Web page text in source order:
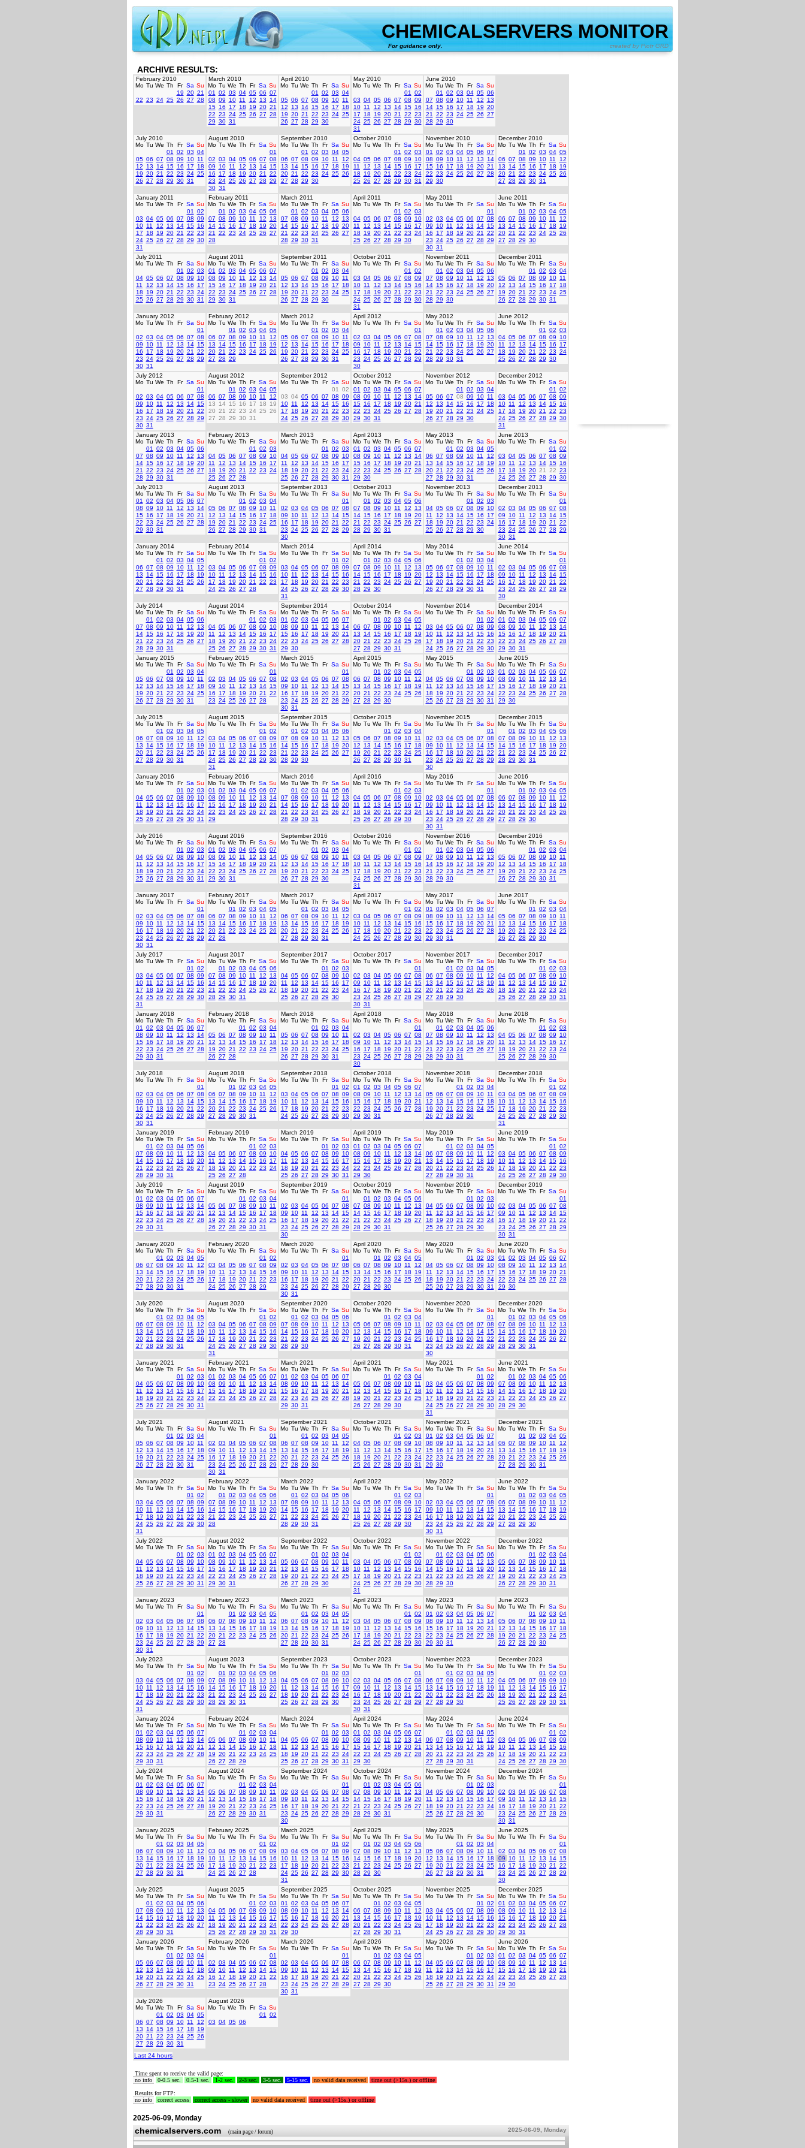
CHEMICALSERVERS MONITOR
For guidance only.created by Piotr GRD
ARCHIVE RESULTS:
February 2010
Mo Tu We Th Fr Sa Su
19 20 21
22 23 24 25 26 27 28
March 2010
Mo Tu We Th Fr Sa Su
01
02 03 04 05 06 07
08 09 10 11 12 13
14
15 16 17 18 19 20 21
22 23 24 25 26 27 28
29 30 31
April 2010
Mo Tu We Th Fr Sa Su
01
02 03 04
05 06 07 08 09 10 11
12
13 14 15 16 17
18
19 20 21 22 23 24 25
26 27 28 29 30
May 2010
Mo Tu We Th Fr Sa Su
01
02
03 04 05 06 07 08 09
10 11 12 13 14 15 16
17
18 19 20 21 22 23
24 25 26 27 28 29 30
31
June 2010
Mo Tu We Th Fr Sa Su
01
02 03 04 05 06
07 08 09 10 11 12
13
14 15 16 17 18 19 20
21
22 23 24 25 26 27
28 29 30
July 2010
Mo Tu We Th Fr Sa Su
01
02 03 04
05 06 07 08 09 10 11
12
13 14 15 16 17
18
19 20 21 22 23 24 25
26 27 28 29 30 31
August 2010
Mo Tu We Th Fr Sa Su
01
02 03 04 05 06 07 08
09
10 11 12 13 14 15
16
17 18 19 20 21
22
23 24 25 26 27 28 29
30 31
September 2010
Mo Tu We Th Fr Sa Su
01
02 03 04 05
06 07 08 09 10 11
12
13
14 15 16 17 18
19
20 21 22 23 24 25 26
27 28 29 30
October 2010
Mo Tu We Th Fr Sa Su
01
02 03
04 05 06 07 08 09
10
11
12 13 14 15 16
17
18
19 20 21 22 23 24
25 26 27 28 29 30 31
November 2010
Mo Tu We Th Fr Sa Su
01
02 03 04 05 06 07
08 09 10 11 12 13
14
15 16 17 18 19 20 21
22 23 24 25 26 27 28
29 30
December 2010
Mo Tu We Th Fr Sa Su
01
02 03 04 05
06 07 08 09 10 11
12
13
14 15 16 17 18
19
20 21 22 23 24 25 26
27 28 29 30 31
January 2011
Mo Tu We Th Fr Sa Su
01
02
03 04 05 06 07 08 09
10 11 12 13 14 15 16
17
18 19 20 21 22 23
24 25 26 27 28 29 30
31
February 2011
Mo Tu We Th Fr Sa Su
01
02 03 04 05 06
07 08 09 10 11 12
13
14 15 16 17 18 19 20
21
22 23 24 25 26 27
28
March 2011
Mo Tu We Th Fr Sa Su
01
02 03 04 05 06
07 08 09 10 11 12
13
14 15 16 17 18 19 20
21
22 23 24 25 26 27
28 29 30 31
April 2011
Mo Tu We Th Fr Sa Su
01
02 03
04 05 06 07 08 09
10
11
12 13 14 15 16
17
18
19 20 21 22 23 24
25 26 27 28 29 30
May 2011
Mo Tu We Th Fr Sa Su
01
02 03 04 05 06 07 08
09
10 11 12 13 14 15
16
17 18 19 20 21
22
23 24 25 26 27 28 29
30 31
June 2011
Mo Tu We Th Fr Sa Su
01
02 03 04 05
06 07 08 09 10 11
12
13
14 15 16 17 18
19
20 21 22 23 24 25 26
27 28 29 30
July 2011
Mo Tu We Th Fr Sa Su
01
02 03
04 05 06 07 08 09
10
11
12 13 14 15 16
17
18
19 20 21 22 23 24
25 26 27 28 29 30 31
August 2011
Mo Tu We Th Fr Sa Su
01
02 03 04 05 06 07
08 09 10 11 12 13
14
15 16 17 18 19 20 21
22 23 24 25 26 27 28
29 30 31
September 2011
Mo Tu We Th Fr Sa Su
01
02 03 04
05 06 07 08 09 10 11
12
13 14 15 16 17
18
19 20 21 22 23 24 25
26 27 28 29 30
October 2011
Mo Tu We Th Fr Sa Su
01
02
03 04 05 06 07 08 09
10 11 12 13 14 15 16
17
18 19 20 21 22 23
24 25 26 27 28 29 30
31
November 2011
Mo Tu We Th Fr Sa Su
01
02 03 04 05 06
07 08 09 10 11 12
13
14 15 16 17 18 19 20
21
22 23 24 25 26 27
28 29 30
December 2011
Mo Tu We Th Fr Sa Su
01
02 03 04
05 06 07 08 09 10 11
12
13 14 15 16 17
18
19 20 21 22 23 24 25
26 27 28 29 30 31
January 2012
Mo Tu We Th Fr Sa Su
01
02 03 04 05 06 07 08
09
10 11 12 13 14 15
16
17 18 19 20 21
22
23 24 25 26 27 28 29
30 31
February 2012
Mo Tu We Th Fr Sa Su
01
02 03 04 05
06 07 08 09 10 11
12
13
14 15 16 17 18
19
20 21 22 23 24 25 26
27 28 29
March 2012
Mo Tu We Th Fr Sa Su
01
02 03 04
05 06 07 08 09 10 11
12
13 14 15 16 17
18
19 20 21 22 23 24 25
26 27 28 29 30 31
April 2012
Mo Tu We Th Fr Sa Su
01
02 03 04 05 06 07 08
09
10 11 12 13 14 15
16
17 18 19 20 21
22
23 24 25 26 27 28 29
30
May 2012
Mo Tu We Th Fr Sa Su
01
02 03 04 05 06
07 08 09 10 11 12
13
14 15 16 17 18 19 20
21
22 23 24 25 26 27
28 29 30 31
June 2012
Mo Tu We Th Fr Sa Su
01
02 03
04 05 06 07 08 09
10
11
12 13 14 15 16
17
18
19 20 21 22 23 24
25 26 27 28 29 30
July 2012
Mo Tu We Th Fr Sa Su
01
02 03 04 05 06 07 08
09
10 11 12 13 14 15
16
17 18 19 20 21
22
23 24 25 26 27 28 29
30 31
August 2012
Mo Tu We Th Fr Sa Su
01
02 03 04 05
06 07 08 09 10 11
12
13
14 15 16 17 18
19
20 21 22 23 24 25 26
27 28 29 30 31
September 2012
Mo Tu We Th Fr Sa Su
01
02
03 04 05 06 07 08 09
10 11 12 13 14 15 16
17
18 19 20 21 22 23
24 25 26 27 28 29 30
October 2012
Mo Tu We Th Fr Sa Su
01
02 03 04 05 06 07
08 09 10 11 12 13
14
15 16 17 18 19 20 21
22 23 24 25 26 27 28
29 30 31
November 2012
Mo Tu We Th Fr Sa Su
01
02 03 04
05 06 07 08 09 10 11
12
13 14 15 16 17
18
19 20 21 22 23 24 25
26 27 28 29 30
December 2012
Mo Tu We Th Fr Sa Su
01
02
03 04 05 06 07 08 09
10 11 12 13 14 15 16
17
18 19 20 21 22 23
24 25 26 27 28 29 30
31
January 2013
Mo Tu We Th Fr Sa Su
01
02 03 04 05 06
07 08 09 10 11 12
13
14 15 16 17 18 19 20
21
22 23 24 25 26 27
28 29 30 31
February 2013
Mo Tu We Th Fr Sa Su
01
02 03
04 05 06 07 08 09
10
11
12 13 14 15 16
17
18
19 20 21 22 23 24
25 26 27 28
March 2013
Mo Tu We Th Fr Sa Su
01
02 03
04 05 06 07 08 09
10
11
12 13 14 15 16
17
18
19 20 21 22 23 24
25 26 27 28 29 30 31
April 2013
Mo Tu We Th Fr Sa Su
01
02 03 04 05 06 07
08 09 10 11 12 13
14
15 16 17 18 19 20 21
22 23 24 25 26 27 28
29 30
May 2013
Mo Tu We Th Fr Sa Su
01
02 03 04 05
06 07 08 09 10 11
12
13
14 15 16 17 18
19
20 21 22 23 24 25 26
27 28 29 30 31
June 2013
Mo Tu We Th Fr Sa Su
01
02
03 04 05 06 07 08 09
10 11 12 13 14 15 16
17
18 19 20 21 22 23
24 25 26 27 28 29 30
July 2013
Mo Tu We Th Fr Sa Su
01
02 03 04 05 06 07
08 09 10 11 12 13
14
15 16 17 18 19 20 21
22 23 24 25 26 27 28
29 30 31
August 2013
Mo Tu We Th Fr Sa Su
01
02 03 04
05 06 07 08 09 10 11
12
13 14 15 16 17
18
19 20 21 22 23 24 25
26 27 28 29 30 31
September 2013
Mo Tu We Th Fr Sa Su
01
02 03 04 05 06 07 08
09
10 11 12 13 14 15
16
17 18 19 20 21
22
23 24 25 26 27 28 29
30
October 2013
Mo Tu We Th Fr Sa Su
01
02 03 04 05 06
07 08 09 10 11 12
13
14 15 16 17 18 19 20
21
22 23 24 25 26 27
28 29 30 31
November 2013
Mo Tu We Th Fr Sa Su
01
02 03
04 05 06 07 08 09
10
11
12 13 14 15 16
17
18
19 20 21 22 23 24
25 26 27 28 29 30
December 2013
Mo Tu We Th Fr Sa Su
01
02 03 04 05 06 07 08
09
10 11 12 13 14 15
16
17 18 19 20 21
22
23 24 25 26 27 28 29
30 31
January 2014
Mo Tu We Th Fr Sa Su
01
02 03 04 05
06 07 08 09 10 11
12
13
14 15 16 17 18
19
20 21 22 23 24 25 26
27 28 29 30 31
February 2014
Mo Tu We Th Fr Sa Su
01
02
03 04 05 06 07 08 09
10 11 12 13 14 15 16
17
18 19 20 21 22 23
24 25 26 27 28
March 2014
Mo Tu We Th Fr Sa Su
01
02
03 04 05 06 07 08 09
10 11 12 13 14 15 16
17
18 19 20 21 22 23
24 25 26 27 28 29 30
31
April 2014
Mo Tu We Th Fr Sa Su
01
02 03 04 05 06
07 08 09 10 11 12
13
14 15 16 17 18 19 20
21
22 23 24 25 26 27
28 29 30
May 2014
Mo Tu We Th Fr Sa Su
01
02 03 04
05 06 07 08 09 10 11
12
13 14 15 16 17
18
19 20 21 22 23 24 25
26 27 28 29 30 31
June 2014
Mo Tu We Th Fr Sa Su
01
02 03 04 05 06 07 08
09
10 11 12 13 14 15
16
17 18 19 20 21
22
23 24 25 26 27 28 29
30
July 2014
Mo Tu We Th Fr Sa Su
01
02 03 04 05 06
07 08 09 10 11 12
13
14 15 16 17 18 19 20
21
22 23 24 25 26 27
28 29 30 31
August 2014
Mo Tu We Th Fr Sa Su
01
02 03
04 05 06 07 08 09
10
11
12 13 14 15 16
17
18
19 20 21 22 23 24
25 26 27 28 29 30 31
September 2014
Mo Tu We Th Fr Sa Su
01
02 03 04 05 06 07
08 09 10 11 12 13
14
15 16 17 18 19 20 21
22 23 24 25 26 27 28
29 30
October 2014
Mo Tu We Th Fr Sa Su
01
02 03 04 05
06 07 08 09 10 11
12
13
14 15 16 17 18
19
20 21 22 23 24 25 26
27 28 29 30 31
November 2014
Mo Tu We Th Fr Sa Su
01
02
03 04 05 06 07 08 09
10 11 12 13 14 15 16
17
18 19 20 21 22 23
24 25 26 27 28 29 30
December 2014
Mo Tu We Th Fr Sa Su
01
02 03 04 05 06 07
08 09 10 11 12 13
14
15 16 17 18 19 20 21
22 23 24 25 26 27 28
29 30 31
January 2015
Mo Tu We Th Fr Sa Su
01
02 03 04
05 06 07 08 09 10 11
12
13 14 15 16 17
18
19 20 21 22 23 24 25
26 27 28 29 30 31
February 2015
Mo Tu We Th Fr Sa Su
01
02 03 04 05 06 07 08
09
10 11 12 13 14 15
16
17 18 19 20 21
22
23 24 25 26 27 28
March 2015
Mo Tu We Th Fr Sa Su
01
02 03 04 05 06 07 08
09
10 11 12 13 14 15
16
17 18 19 20 21
22
23 24 25 26 27 28 29
30 31
April 2015
Mo Tu We Th Fr Sa Su
01
02 03 04 05
06 07 08 09 10 11
12
13
14 15 16 17 18
19
20 21 22 23 24 25 26
27 28 29 30
May 2015
Mo Tu We Th Fr Sa Su
01
02 03
04 05 06 07 08 09
10
11
12 13 14 15 16
17
18
19 20 21 22 23 24
25 26 27 28 29 30 31
June 2015
Mo Tu We Th Fr Sa Su
01
02 03 04 05 06 07
08 09 10 11 12 13
14
15 16 17 18 19 20 21
22 23 24 25 26 27 28
29 30
July 2015
Mo Tu We Th Fr Sa Su
01
02 03 04 05
06 07 08 09 10 11
12
13
14 15 16 17 18
19
20 21 22 23 24 25 26
27 28 29 30 31
August 2015
Mo Tu We Th Fr Sa Su
01
02
03 04 05 06 07 08 09
10 11 12 13 14 15 16
17
18 19 20 21 22 23
24 25 26 27 28 29 30
31
September 2015
Mo Tu We Th Fr Sa Su
01
02 03 04 05 06
07 08 09 10 11 12
13
14 15 16 17 18 19 20
21
22 23 24 25 26 27
28 29 30
October 2015
Mo Tu We Th Fr Sa Su
01
02 03 04
05 06 07 08 09 10 11
12
13 14 15 16 17
18
19 20 21 22 23 24 25
26 27 28 29 30 31
November 2015
Mo Tu We Th Fr Sa Su
01
02 03 04 05 06 07 08
09
10 11 12 13 14 15
16
17 18 19 20 21
22
23 24 25 26 27 28 29
30
December 2015
Mo Tu We Th Fr Sa Su
01
02 03 04 05 06
07 08 09 10 11 12
13
14 15 16 17 18 19 20
21
22 23 24 25 26 27
28 29 30 31
January 2016
Mo Tu We Th Fr Sa Su
01
02 03
04 05 06 07 08 09
10
11
12 13 14 15 16
17
18
19 20 21 22 23 24
25 26 27 28 29 30 31
February 2016
Mo Tu We Th Fr Sa Su
01
02 03 04 05 06 07
08 09 10 11 12 13
14
15 16 17 18 19 20 21
22 23 24 25 26 27 28
29
March 2016
Mo Tu We Th Fr Sa Su
01
02 03 04 05 06
07 08 09 10 11 12
13
14 15 16 17 18 19 20
21
22 23 24 25 26 27
28 29 30 31
April 2016
Mo Tu We Th Fr Sa Su
01
02 03
04 05 06 07 08 09
10
11
12 13 14 15 16
17
18
19 20 21 22 23 24
25 26 27 28 29 30
May 2016
Mo Tu We Th Fr Sa Su
01
02 03 04 05 06 07 08
09
10 11 12 13 14 15
16
17 18 19 20 21
22
23 24 25 26 27 28 29
30 31
June 2016
Mo Tu We Th Fr Sa Su
01
02 03 04 05
06 07 08 09 10 11
12
13
14 15 16 17 18
19
20 21 22 23 24 25 26
27 28 29 30
July 2016
Mo Tu We Th Fr Sa Su
01
02 03
04 05 06 07 08 09
10
11
12 13 14 15 16
17
18
19 20 21 22 23 24
25 26 27 28 29 30 31
August 2016
Mo Tu We Th Fr Sa Su
01
02 03 04 05 06 07
08 09 10 11 12 13
14
15 16 17 18 19 20 21
22 23 24 25 26 27 28
29 30 31
September 2016
Mo Tu We Th Fr Sa Su
01
02 03 04
05 06 07 08 09 10 11
12
13 14 15 16 17
18
19 20 21 22 23 24 25
26 27 28 29 30
October 2016
Mo Tu We Th Fr Sa Su
01
02
03 04 05 06 07 08 09
10 11 12 13 14 15 16
17
18 19 20 21 22 23
24 25 26 27 28 29 30
31
November 2016
Mo Tu We Th Fr Sa Su
01
02 03 04 05 06
07 08 09 10 11 12
13
14 15 16 17 18 19 20
21
22 23 24 25 26 27
28 29 30
December 2016
Mo Tu We Th Fr Sa Su
01
02 03 04
05 06 07 08 09 10 11
12
13 14 15 16 17
18
19 20 21 22 23 24 25
26 27 28 29 30 31
January 2017
Mo Tu We Th Fr Sa Su
01
02 03 04 05 06 07 08
09
10 11 12 13 14 15
16
17 18 19 20 21
22
23 24 25 26 27 28 29
30 31
February 2017
Mo Tu We Th Fr Sa Su
01
02 03 04 05
06 07 08 09 10 11
12
13
14 15 16 17 18
19
20 21 22 23 24 25 26
27 28
March 2017
Mo Tu We Th Fr Sa Su
01
02 03 04 05
06 07 08 09 10 11
12
13
14 15 16 17 18
19
20 21 22 23 24 25 26
27 28 29 30 31
April 2017
Mo Tu We Th Fr Sa Su
01
02
03 04 05 06 07 08 09
10 11 12 13 14 15 16
17
18 19 20 21 22 23
24 25 26 27 28 29 30
May 2017
Mo Tu We Th Fr Sa Su
01
02 03 04 05 06 07
08 09 10 11 12 13
14
15 16 17 18 19 20 21
22 23 24 25 26 27 28
29 30 31
June 2017
Mo Tu We Th Fr Sa Su
01
02 03 04
05 06 07 08 09 10 11
12
13 14 15 16 17
18
19 20 21 22 23 24 25
26 27 28 29 30
July 2017
Mo Tu We Th Fr Sa Su
01
02
03 04 05 06 07 08 09
10 11 12 13 14 15 16
17
18 19 20 21 22 23
24 25 26 27 28 29 30
31
August 2017
Mo Tu We Th Fr Sa Su
01
02 03 04 05 06
07 08 09 10 11 12
13
14 15 16 17 18 19 20
21
22 23 24 25 26 27
28 29 30 31
September 2017
Mo Tu We Th Fr Sa Su
01
02 03
04 05 06 07 08 09
10
11
12 13 14 15 16
17
18
19 20 21 22 23 24
25 26 27 28 29 30
October 2017
Mo Tu We Th Fr Sa Su
01
02 03 04 05 06 07 08
09
10 11 12 13 14 15
16
17 18 19 20 21
22
23 24 25 26 27 28 29
30 31
November 2017
Mo Tu We Th Fr Sa Su
01
02 03 04 05
06 07 08 09 10 11
12
13
14 15 16 17 18
19
20 21 22 23 24 25 26
27 28 29 30
December 2017
Mo Tu We Th Fr Sa Su
01
02 03
04 05 06 07 08 09
10
11
12 13 14 15 16
17
18
19 20 21 22 23 24
25 26 27 28 29 30 31
January 2018
Mo Tu We Th Fr Sa Su
01
02 03 04 05 06 07
08 09 10 11 12 13
14
15 16 17 18 19 20 21
22 23 24 25 26 27 28
29 30 31
February 2018
Mo Tu We Th Fr Sa Su
01
02 03 04
05 06 07 08 09 10 11
12
13 14 15 16 17
18
19 20 21 22 23 24 25
26 27 28
March 2018
Mo Tu We Th Fr Sa Su
01
02 03 04
05 06 07 08 09 10 11
12
13 14 15 16 17
18
19 20 21 22 23 24 25
26 27 28 29 30 31
April 2018
Mo Tu We Th Fr Sa Su
01
02 03 04 05 06 07 08
09
10 11 12 13 14 15
16
17 18 19 20 21
22
23 24 25 26 27 28 29
30
May 2018
Mo Tu We Th Fr Sa Su
01
02 03 04 05 06
07 08 09 10 11 12
13
14 15 16 17 18 19 20
21
22 23 24 25 26 27
28 29 30 31
June 2018
Mo Tu We Th Fr Sa Su
01
02 03
04 05 06 07 08 09
10
11
12 13 14 15 16
17
18
19 20 21 22 23 24
25 26 27 28 29 30
July 2018
Mo Tu We Th Fr Sa Su
01
02 03 04 05 06 07 08
09
10 11 12 13 14 15
16
17 18 19 20 21
22
23 24 25 26 27 28 29
30 31
August 2018
Mo Tu We Th Fr Sa Su
01
02 03 04 05
06 07 08 09 10 11
12
13
14 15 16 17 18
19
20 21 22 23 24 25 26
27 28 29 30 31
September 2018
Mo Tu We Th Fr Sa Su
01
02
03 04 05 06 07 08 09
10 11 12 13 14 15 16
17
18 19 20 21 22 23
24 25 26 27 28 29 30
October 2018
Mo Tu We Th Fr Sa Su
01
02 03 04 05 06 07
08 09 10 11 12 13
14
15 16 17 18 19 20 21
22 23 24 25 26 27 28
29 30 31
November 2018
Mo Tu We Th Fr Sa Su
01
02 03 04
05 06 07 08 09 10 11
12
13 14 15 16 17
18
19 20 21 22 23 24 25
26 27 28 29 30
December 2018
Mo Tu We Th Fr Sa Su
01
02
03 04 05 06 07 08 09
10 11 12 13 14 15 16
17
18 19 20 21 22 23
24 25 26 27 28 29 30
31
January 2019
Mo Tu We Th Fr Sa Su
01
02 03 04 05 06
07 08 09 10 11 12
13
14 15 16 17 18 19 20
21
22 23 24 25 26 27
28 29 30 31
February 2019
Mo Tu We Th Fr Sa Su
01
02 03
04 05 06 07 08 09
10
11
12 13 14 15 16
17
18
19 20 21 22 23 24
25 26 27 28
March 2019
Mo Tu We Th Fr Sa Su
01
02 03
04 05 06 07 08 09
10
11
12 13 14 15 16
17
18
19 20 21 22 23 24
25 26 27 28 29 30 31
April 2019
Mo Tu We Th Fr Sa Su
01
02 03 04 05 06 07
08 09 10 11 12 13
14
15 16 17 18 19 20 21
22 23 24 25 26 27 28
29 30
May 2019
Mo Tu We Th Fr Sa Su
01
02 03 04 05
06 07 08 09 10 11
12
13
14 15 16 17 18
19
20 21 22 23 24 25 26
27 28 29 30 31
June 2019
Mo Tu We Th Fr Sa Su
01
02
03 04 05 06 07 08 09
10 11 12 13 14 15 16
17
18 19 20 21 22 23
24 25 26 27 28 29 30
July 2019
Mo Tu We Th Fr Sa Su
01
02 03 04 05 06 07
08 09 10 11 12 13
14
15 16 17 18 19 20 21
22 23 24 25 26 27 28
29 30 31
August 2019
Mo Tu We Th Fr Sa Su
01
02 03 04
05 06 07 08 09 10 11
12
13 14 15 16 17
18
19 20 21 22 23 24 25
26 27 28 29 30 31
September 2019
Mo Tu We Th Fr Sa Su
01
02 03 04 05 06 07 08
09
10 11 12 13 14 15
16
17 18 19 20 21
22
23 24 25 26 27 28 29
30
October 2019
Mo Tu We Th Fr Sa Su
01
02 03 04 05 06
07 08 09 10 11 12
13
14 15 16 17 18 19 20
21
22 23 24 25 26 27
28 29 30 31
November 2019
Mo Tu We Th Fr Sa Su
01
02 03
04 05 06 07 08 09
10
11
12 13 14 15 16
17
18
19 20 21 22 23 24
25 26 27 28 29 30
December 2019
Mo Tu We Th Fr Sa Su
01
02 03 04 05 06 07 08
09
10 11 12 13 14 15
16
17 18 19 20 21
22
23 24 25 26 27 28 29
30 31
January 2020
Mo Tu We Th Fr Sa Su
01
02 03 04 05
06 07 08 09 10 11
12
13
14 15 16 17 18
19
20 21 22 23 24 25 26
27 28 29 30 31
February 2020
Mo Tu We Th Fr Sa Su
01
02
03 04 05 06 07 08 09
10 11 12 13 14 15 16
17
18 19 20 21 22 23
24 25 26 27 28 29
March 2020
Mo Tu We Th Fr Sa Su
01
02 03 04 05 06 07 08
09
10 11 12 13 14 15
16
17 18 19 20 21
22
23 24 25 26 27 28 29
30 31
April 2020
Mo Tu We Th Fr Sa Su
01
02 03 04 05
06 07 08 09 10 11
12
13
14 15 16 17 18
19
20 21 22 23 24 25 26
27 28 29 30
May 2020
Mo Tu We Th Fr Sa Su
01
02 03
04 05 06 07 08 09
10
11
12 13 14 15 16
17
18
19 20 21 22 23 24
25 26 27 28 29 30 31
June 2020
Mo Tu We Th Fr Sa Su
01
02 03 04 05 06 07
08 09 10 11 12 13
14
15 16 17 18 19 20 21
22 23 24 25 26 27 28
29 30
July 2020
Mo Tu We Th Fr Sa Su
01
02 03 04 05
06 07 08 09 10 11
12
13
14 15 16 17 18
19
20 21 22 23 24 25 26
27 28 29 30 31
August 2020
Mo Tu We Th Fr Sa Su
01
02
03 04 05 06 07 08 09
10 11 12 13 14 15 16
17
18 19 20 21 22 23
24 25 26 27 28 29 30
31
September 2020
Mo Tu We Th Fr Sa Su
01
02 03 04 05 06
07 08 09 10 11 12
13
14 15 16 17 18 19 20
21
22 23 24 25 26 27
28 29 30
October 2020
Mo Tu We Th Fr Sa Su
01
02 03 04
05 06 07 08 09 10 11
12
13 14 15 16 17
18
19 20 21 22 23 24 25
26 27 28 29 30 31
November 2020
Mo Tu We Th Fr Sa Su
01
02 03 04 05 06 07 08
09
10 11 12 13 14 15
16
17 18 19 20 21
22
23 24 25 26 27 28 29
30
December 2020
Mo Tu We Th Fr Sa Su
01
02 03 04 05 06
07 08 09 10 11 12
13
14 15 16 17 18 19 20
21
22 23 24 25 26 27
28 29 30 31
January 2021
Mo Tu We Th Fr Sa Su
01
02 03
04 05 06 07 08 09
10
11
12 13 14 15 16
17
18
19 20 21 22 23 24
25 26 27 28 29 30 31
February 2021
Mo Tu We Th Fr Sa Su
01
02 03 04 05 06 07
08 09 10 11 12 13
14
15 16 17 18 19 20 21
22 23 24 25 26 27 28
March 2021
Mo Tu We Th Fr Sa Su
01
02 03 04 05 06 07
08 09 10 11 12 13
14
15 16 17 18 19 20 21
22 23 24 25 26 27 28
29 30 31
April 2021
Mo Tu We Th Fr Sa Su
01
02 03 04
05 06 07 08 09 10 11
12
13 14 15 16 17
18
19 20 21 22 23 24 25
26 27 28 29 30
May 2021
Mo Tu We Th Fr Sa Su
01
02
03 04 05 06 07 08 09
10 11 12 13 14 15 16
17
18 19 20 21 22 23
24 25 26 27 28 29 30
31
June 2021
Mo Tu We Th Fr Sa Su
01
02 03 04 05 06
07 08 09 10 11 12
13
14 15 16 17 18 19 20
21
22 23 24 25 26 27
28 29 30
July 2021
Mo Tu We Th Fr Sa Su
01
02 03 04
05 06 07 08 09 10 11
12
13 14 15 16 17
18
19 20 21 22 23 24 25
26 27 28 29 30 31
August 2021
Mo Tu We Th Fr Sa Su
01
02 03 04 05 06 07 08
09
10 11 12 13 14 15
16
17 18 19 20 21
22
23 24 25 26 27 28 29
30 31
September 2021
Mo Tu We Th Fr Sa Su
01
02 03 04 05
06 07 08 09 10 11
12
13
14 15 16 17 18
19
20 21 22 23 24 25 26
27 28 29 30
October 2021
Mo Tu We Th Fr Sa Su
01
02 03
04 05 06 07 08 09
10
11
12 13 14 15 16
17
18
19 20 21 22 23 24
25 26 27 28 29 30 31
November 2021
Mo Tu We Th Fr Sa Su
01
02 03 04 05 06 07
08 09 10 11 12 13
14
15 16 17 18 19 20 21
22 23 24 25 26 27 28
29 30
December 2021
Mo Tu We Th Fr Sa Su
01
02 03 04 05
06 07 08 09 10 11
12
13
14 15 16 17 18
19
20 21 22 23 24 25 26
27 28 29 30 31
January 2022
Mo Tu We Th Fr Sa Su
01
02
03 04 05 06 07 08 09
10 11 12 13 14 15 16
17
18 19 20 21 22 23
24 25 26 27 28 29 30
31
February 2022
Mo Tu We Th Fr Sa Su
01
02 03 04 05 06
07 08 09 10 11 12
13
14 15 16 17 18 19 20
21
22 23 24 25 26 27
28
March 2022
Mo Tu We Th Fr Sa Su
01
02 03 04 05 06
07 08 09 10 11 12
13
14 15 16 17 18 19 20
21
22 23 24 25 26 27
28 29 30 31
April 2022
Mo Tu We Th Fr Sa Su
01
02 03
04 05 06 07 08 09
10
11
12 13 14 15 16
17
18
19 20 21 22 23 24
25 26 27 28 29 30
May 2022
Mo Tu We Th Fr Sa Su
01
02 03 04 05 06 07 08
09
10 11 12 13 14 15
16
17 18 19 20 21
22
23 24 25 26 27 28 29
30 31
June 2022
Mo Tu We Th Fr Sa Su
01
02 03 04 05
06 07 08 09 10 11
12
13
14 15 16 17 18
19
20 21 22 23 24 25 26
27 28 29 30
July 2022
Mo Tu We Th Fr Sa Su
01
02 03
04 05 06 07 08 09
10
11
12 13 14 15 16
17
18
19 20 21 22 23 24
25 26 27 28 29 30 31
August 2022
Mo Tu We Th Fr Sa Su
01
02 03 04 05 06 07
08 09 10 11 12 13
14
15 16 17 18 19 20 21
22 23 24 25 26 27 28
29 30 31
September 2022
Mo Tu We Th Fr Sa Su
01
02 03 04
05 06 07 08 09 10 11
12
13 14 15 16 17
18
19 20 21 22 23 24 25
26 27 28 29 30
October 2022
Mo Tu We Th Fr Sa Su
01
02
03 04 05 06 07 08 09
10 11 12 13 14 15 16
17
18 19 20 21 22 23
24 25 26 27 28 29 30
31
November 2022
Mo Tu We Th Fr Sa Su
01
02 03 04 05 06
07 08 09 10 11 12
13
14 15 16 17 18 19 20
21
22 23 24 25 26 27
28 29 30
December 2022
Mo Tu We Th Fr Sa Su
01
02 03 04
05 06 07 08 09 10 11
12
13 14 15 16 17
18
19 20 21 22 23 24 25
26 27 28 29 30 31
January 2023
Mo Tu We Th Fr Sa Su
01
02 03 04 05 06 07 08
09
10 11 12 13 14 15
16
17 18 19 20 21
22
23 24 25 26 27 28 29
30 31
February 2023
Mo Tu We Th Fr Sa Su
01
02 03 04 05
06 07 08 09 10 11
12
13
14 15 16 17 18
19
20 21 22 23 24 25 26
27 28
March 2023
Mo Tu We Th Fr Sa Su
01
02 03 04 05
06 07 08 09 10 11
12
13
14 15 16 17 18
19
20 21 22 23 24 25 26
27 28 29 30 31
April 2023
Mo Tu We Th Fr Sa Su
01
02
03 04 05 06 07 08 09
10 11 12 13 14 15 16
17
18 19 20 21 22 23
24 25 26 27 28 29 30
May 2023
Mo Tu We Th Fr Sa Su
01
02 03 04 05 06 07
08 09 10 11 12 13
14
15 16 17 18 19 20 21
22 23 24 25 26 27 28
29 30 31
June 2023
Mo Tu We Th Fr Sa Su
01
02 03 04
05 06 07 08 09 10 11
12
13 14 15 16 17
18
19 20 21 22 23 24 25
26 27 28 29 30
July 2023
Mo Tu We Th Fr Sa Su
01
02
03 04 05 06 07 08 09
10 11 12 13 14 15 16
17
18 19 20 21 22 23
24 25 26 27 28 29 30
31
August 2023
Mo Tu We Th Fr Sa Su
01
02 03 04 05 06
07 08 09 10 11 12
13
14 15 16 17 18 19 20
21
22 23 24 25 26 27
28 29 30 31
September 2023
Mo Tu We Th Fr Sa Su
01
02 03
04 05 06 07 08 09
10
11
12 13 14 15 16
17
18
19 20 21 22 23 24
25 26 27 28 29 30
October 2023
Mo Tu We Th Fr Sa Su
01
02 03 04 05 06 07 08
09
10 11 12 13 14 15
16
17 18 19 20 21
22
23 24 25 26 27 28 29
30 31
November 2023
Mo Tu We Th Fr Sa Su
01
02 03 04 05
06 07 08 09 10 11
12
13
14 15 16 17 18
19
20 21 22 23 24 25 26
27 28 29 30
December 2023
Mo Tu We Th Fr Sa Su
01
02 03
04 05 06 07 08 09
10
11
12 13 14 15 16
17
18
19 20 21 22 23 24
25 26 27 28 29 30 31
January 2024
Mo Tu We Th Fr Sa Su
01
02 03 04 05 06 07
08 09 10 11 12 13
14
15 16 17 18 19 20 21
22 23 24 25 26 27 28
29 30 31
February 2024
Mo Tu We Th Fr Sa Su
01
02 03 04
05 06 07 08 09 10 11
12
13 14 15 16 17
18
19 20 21 22 23 24 25
26 27 28 29
March 2024
Mo Tu We Th Fr Sa Su
01
02 03
04 05 06 07 08 09
10
11
12 13 14 15 16
17
18
19 20 21 22 23 24
25 26 27 28 29 30 31
April 2024
Mo Tu We Th Fr Sa Su
01
02 03 04 05 06 07
08 09 10 11 12 13
14
15 16 17 18 19 20 21
22 23 24 25 26 27 28
29 30
May 2024
Mo Tu We Th Fr Sa Su
01
02 03 04 05
06 07 08 09 10 11
12
13
14 15 16 17 18
19
20 21 22 23 24 25 26
27 28 29 30 31
June 2024
Mo Tu We Th Fr Sa Su
01
02
03 04 05 06 07 08 09
10 11 12 13 14 15 16
17
18 19 20 21 22 23
24 25 26 27 28 29 30
July 2024
Mo Tu We Th Fr Sa Su
01
02 03 04 05 06 07
08 09 10 11 12 13
14
15 16 17 18 19 20 21
22 23 24 25 26 27 28
29 30 31
August 2024
Mo Tu We Th Fr Sa Su
01
02 03 04
05 06 07 08 09 10 11
12
13 14 15 16 17
18
19 20 21 22 23 24 25
26 27 28 29 30 31
September 2024
Mo Tu We Th Fr Sa Su
01
02 03 04 05 06 07 08
09
10 11 12 13 14 15
16
17 18 19 20 21
22
23 24 25 26 27 28 29
30
October 2024
Mo Tu We Th Fr Sa Su
01
02 03 04 05 06
07 08 09 10 11 12
13
14 15 16 17 18 19 20
21
22 23 24 25 26 27
28 29 30 31
November 2024
Mo Tu We Th Fr Sa Su
01
02 03
04 05 06 07 08 09
10
11
12 13 14 15 16
17
18
19 20 21 22 23 24
25 26 27 28 29 30
December 2024
Mo Tu We Th Fr Sa Su
01
02 03 04 05 06 07 08
09
10 11 12 13 14 15
16
17 18 19 20 21
22
23 24 25 26 27 28 29
30 31
January 2025
Mo Tu We Th Fr Sa Su
01
02 03 04 05
06 07 08 09 10 11
12
13
14 15 16 17 18
19
20 21 22 23 24 25 26
27 28 29 30 31
February 2025
Mo Tu We Th Fr Sa Su
01
02
03 04 05 06 07 08 09
10 11 12 13 14 15 16
17
18 19 20 21 22 23
24 25 26 27 28
March 2025
Mo Tu We Th Fr Sa Su
01
02
03 04 05 06 07 08 09
10 11 12 13 14 15 16
17
18 19 20 21 22 23
24 25 26 27 28 29 30
31
April 2025
Mo Tu We Th Fr Sa Su
01
02 03 04 05 06
07 08 09 10 11 12
13
14 15 16 17 18 19 20
21
22 23 24 25 26 27
28 29 30
May 2025
Mo Tu We Th Fr Sa Su
01
02 03 04
05 06 07 08 09 10 11
12
13 14 15 16 17
18
19 20 21 22 23 24 25
26 27 28 29 30 31
June 2025
Mo Tu We Th Fr Sa Su
01
02 03 04 05 06 07 08
09
10 11 12 13 14 15
16
17 18 19 20 21
22
23 24 25 26 27 28 29
30
July 2025
Mo Tu We Th Fr Sa Su
01
02 03 04 05 06
07 08 09 10 11 12
13
14 15 16 17 18 19 20
21
22 23 24 25 26 27
28 29 30 31
August 2025
Mo Tu We Th Fr Sa Su
01
02 03
04 05 06 07 08 09
10
11
12 13 14 15 16
17
18
19 20 21 22 23 24
25 26 27 28 29 30 31
September 2025
Mo Tu We Th Fr Sa Su
01
02 03 04 05 06 07
08 09 10 11 12 13
14
15 16 17 18 19 20 21
22 23 24 25 26 27 28
29 30
October 2025
Mo Tu We Th Fr Sa Su
01
02 03 04 05
06 07 08 09 10 11
12
13
14 15 16 17 18
19
20 21 22 23 24 25 26
27 28 29 30 31
November 2025
Mo Tu We Th Fr Sa Su
01
02
03 04 05 06 07 08 09
10 11 12 13 14 15 16
17
18 19 20 21 22 23
24 25 26 27 28 29 30
December 2025
Mo Tu We Th Fr Sa Su
01
02 03 04 05 06 07
08 09 10 11 12 13
14
15 16 17 18 19 20 21
22 23 24 25 26 27 28
29 30 31
January 2026
Mo Tu We Th Fr Sa Su
01
02 03 04
05 06 07 08 09 10 11
12
13 14 15 16 17
18
19 20 21 22 23 24 25
26 27 28 29 30 31
February 2026
Mo Tu We Th Fr Sa Su
01
02 03 04 05 06 07 08
09
10 11 12 13 14 15
16
17 18 19 20 21
22
23 24 25 26 27 28
March 2026
Mo Tu We Th Fr Sa Su
01
02 03 04 05 06 07 08
09
10 11 12 13 14 15
16
17 18 19 20 21
22
23 24 25 26 27 28 29
30 31
April 2026
Mo Tu We Th Fr Sa Su
01
02 03 04 05
06 07 08 09 10 11
12
13
14 15 16 17 18
19
20 21 22 23 24 25 26
27 28 29 30
May 2026
Mo Tu We Th Fr Sa Su
01
02 03
04 05 06 07 08 09
10
11
12 13 14 15 16
17
18
19 20 21 22 23 24
25 26 27 28 29 30 31
June 2026
Mo Tu We Th Fr Sa Su
01
02 03 04 05 06 07
08 09 10 11 12 13
14
15 16 17 18 19 20 21
22 23 24 25 26 27 28
29 30
July 2026
Mo Tu We Th Fr Sa Su
01
02 03 04 05
06 07 08 09 10 11
12
13
14 15 16 17 18
19
20 21 22 23 24 25 26
27 28 29 30 31
August 2026
Mo Tu We Th Fr Sa Su
01
02
03 04 05 06
Last 24 hours
Time spent to receive the valid page:
no info
0-0.5 sec. 0.5-1 sec. 1-2 sec. 2-3 sec. 3-5 sec. 5-15 sec. no valid data received
time out (>15s.) or offline
Results for FTP:
no info
correct access correct access - slower no valid data received time out (>15s.) or offline
2025-06-09, Monday
chemicalservers.com (main page / forum) 2025-06-09, Monday